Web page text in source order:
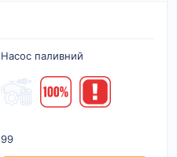
Насос паливний
99